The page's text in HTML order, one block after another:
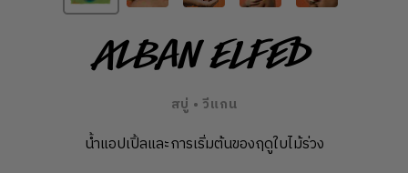
Alban Elfed
สบู่ • วีแกน
น้ำแอปเปิ้ลและการเริ่มต้นของฤดูใบไม้ร่วง